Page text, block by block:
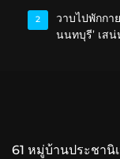
2
วาบไปพักกา
นนทบุรี’ เส
61 หมู่บ้านประชานิ